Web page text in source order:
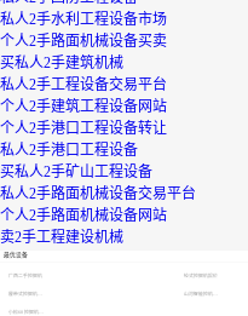
私人2手水利工程设备市场
个人2手路面机械设备买卖
买私人2手建筑机械
私人2手工程设备交易平台
个人2手建筑工程设备网站
个人2手港口工程设备转让
私人2手港口工程设备
买私人2手矿山工程设备
私人2手路面机械设备交易平台
个人2手路面机械设备网站
卖2手工程建设机械
最优设备
广西二手挖掘机 轮式挖掘机报价